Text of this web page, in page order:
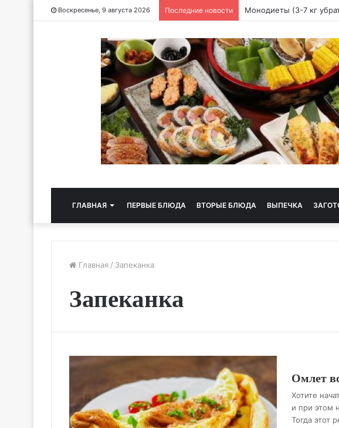
Воскресенье, 9 августа 2026 Последние новости Чайная диета
ГЛАВНАЯ ПЕРВЫЕ БЛЮДА ВТОРЫЕ БЛЮДА ВЫПЕЧКА
Главная / Запеканка
Запеканка
Омлет
Хотите
и при этом
Тогда этот